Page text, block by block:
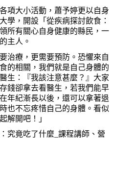
項大小活動，蕭予婷更以自身
學，開設「從疾病探討飲食：
所有關心自身健康的縣民，一
主人。
治療，更需要預防。恐懼來自
的相關，我們就是自己身體的
生：『我該注意甚麼？』大家
錢卻拿去看醫生，若我們能早
年紀漸長以後，還可以拿著退
也不忘疼惜自己的身體。看似
解開吧！」
究竟吃了什麼_課程講師、營